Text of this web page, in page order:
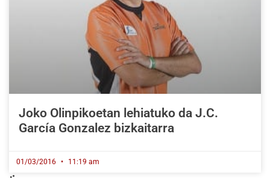
Joko Olinpikoetan lehiatuko da J.C.
García Gonzalez bizkaitarra
01/03/2016 11:19 am